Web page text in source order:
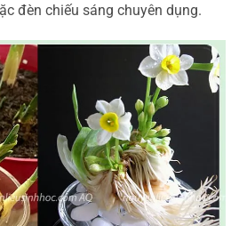
đèn chiếu sáng chuyên dụng.